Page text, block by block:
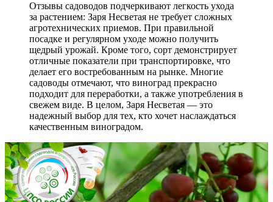
Отзывы садоводов подчеркивают легкость ухода
за растением: Заря Несветая не требует сложных
агротехнических приемов. При правильной
посадке и регулярном уходе можно получить
щедрый урожай. Кроме того, сорт демонстрирует
отличные показатели при транспортировке, что
делает его востребованным на рынке. Многие
садоводы отмечают, что виноград прекрасно
подходит для переработки, а также употребления в
свежем виде. В целом, Заря Несветая — это
надежный выбор для тех, кто хочет наслаждаться
качественным виноградом.